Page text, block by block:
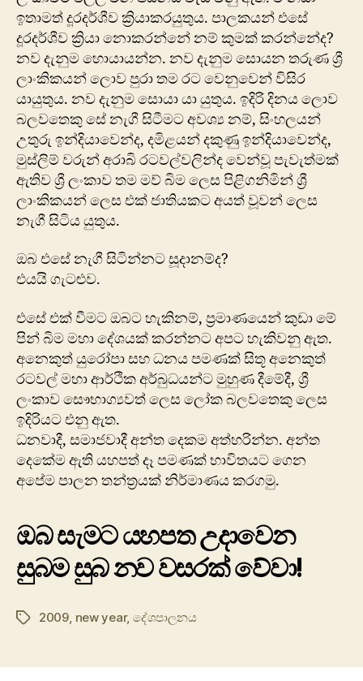
ඉතාමත් දූරදර්ශීව ක්‍රියාකරයුතුය. පාලකයන් එසේ
දූරදර්ශීව ක්‍රියා නොකරන්නේ නම් කුමක් කරන්නේද?
නව දැනුම හොයායන්න. නව දැනුම සොයන තරුණ ශ්‍රී
ලාංකිකයන් ලොව පුරා තම රට වෙනුවෙන් විසිර
යායුතුය. නව දැනුම සොයා යා යුතුය. ඉදිරි දිනය ලොව
බලවතෙකු ‍සේ නැගී සිටීමට අවශ්‍ය නම්, සිංහලයන්
උතුරු ඉන්දියාවෙන්ද, දමිළයන් දකුණු ඉන්දියාවෙන්ද,
මුස්ලිම් වරුන් අරාබි රටවල්වලින්ද වෙන්වූ පැවැත්මක්
ඇතිව ශ්‍රී ලංකාව තම මව් බිම ලෙස පිළිගනිමින් ශ්‍රී
ලාංකිකයන් ලෙස එක් ජාතියකට අයත් වූවන් ලෙස
නැගී සිටිය යුතුය.
ඔබ ‍එසේ නැගී සිටින්නට සූදානම්ද?
එයයි ගැටළුව.
එසේ එක් වීමට ඔබට හැකිනම්, ‍ප්‍රමාණයෙන් කුඩා මේ
‍පින් බිම මහා දේශයක් කරන්නට අපට හැකිවනු ඇත.
අනෙකුත් යුරෝපා සහ ධනය පමණක් සිතූ අනෙකුත්
රටවල් මහා ආර්ථික අර්බුධයන්ට මුහුණ දීමේදී, ශ්‍රී
ලංකාව සෞභාග්‍යවත් ලෙස ලෝක බලවතෙකු ලෙස
ඉදිරියට එනු ඇත.
ධනවාදී, සමාජවාදී අන්ත දෙකම අත්හරින්න. අන්ත
දෙකේම ඇති යහපත් දෑ පමණක් භාවිතයට ගෙන
අපේම පාලන තන්ත්‍රයක් නිර්මාණය කරගමු.
ඔබ සැමට යහපත උදාවෙන
සුබම සුබ නව වසරක් වේවා!
Tags2009 new year, ‍දේශපාලනය